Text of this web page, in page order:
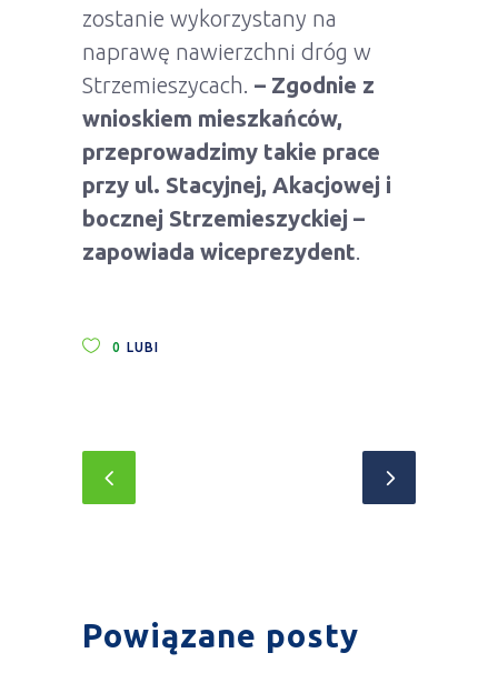
zostanie wykorzystany na
naprawę nawierzchni dróg w
Strzemieszycach. – Zgodnie z
wnioskiem mieszkańców,
przeprowadzimy takie prace
przy ul. Stacyjnej, Akacjowej i
bocznej Strzemieszyckiej –
zapowiada wiceprezydent
0 LUBI
Powiązane posty